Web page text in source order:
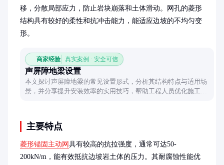
移，分散局部应力，防止岩块崩落和土体滑动。网孔的菱形
结构具有较好的柔性和抗冲击能力，能适应边坡的不均匀变
形。
商家经验 真实案例 · 安全可信
声屏障地梁设置
本文探讨声屏障地梁的常见设置形式，分析其结构特点与适用场
景，并分享提升安装效率的实用技巧，帮助工程人员优化施工方
主要特点
菱形锚固主动网 具有较高的抗拉强度，通常可达50-
200kN/m，能有效抵抗边坡岩土体的压力。其耐腐蚀性能优